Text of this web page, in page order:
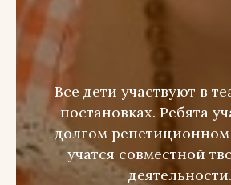
Все дети участвуют в
постановках. Ребята
долгом репетиционном
учатся совместной
деятельности.